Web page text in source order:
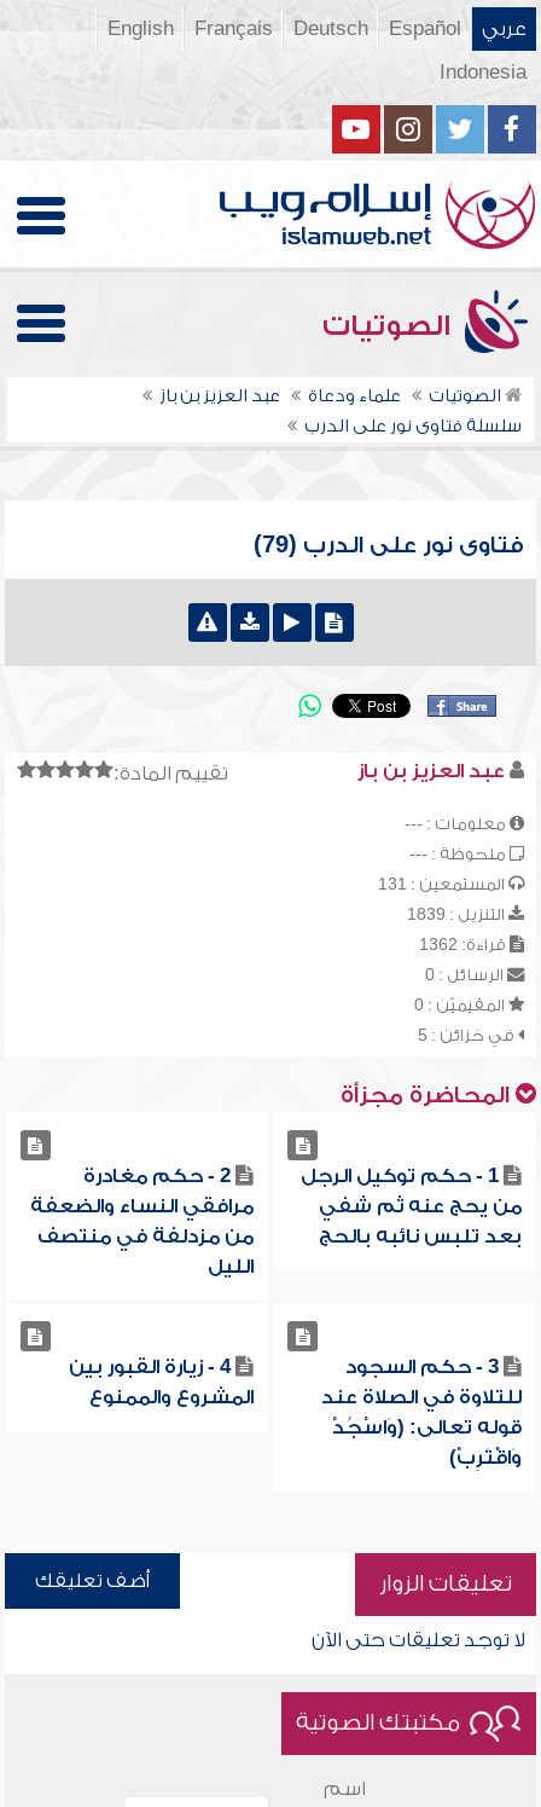
عربي Español
Deutsch
Français
English
Indonesia
الصوتيات
الصوتيات علماء ودعاة
عبد العزيز بن باز
سلسلة فتاوى نور على الدرب
فتاوى نور على الدرب (79)
تقييم المادة: عبد العزيز بن باز
معلومات : ---
ملحوظة : ---
المستمعين : 131
التنزيل : 1839
قراءة: 1362
الرسائل : 0
المقيميّن : 0
في خزائن : 5
المحاضرة مجزأة
1 - حكم توكيل الرجل
من يحج عنه ثم شفي
بعد تلبس نائبه بالحج
2 - حكم مغادرة
مرافقي النساء والضعفة
من مزدلفة في منتصف
الليل
3 - حكم السجود
للتلاوة في الصلاة عند
قوله تعالى: (وَاسْجُدْ
وَاقْتَرِبْ)
4 - زيارة القبور بين
المشروع والممنوع
تعليقات الزوار أضف تعليقك
لا توجد تعليقات حتى الآن
مكتبتك الصوتية
اسم